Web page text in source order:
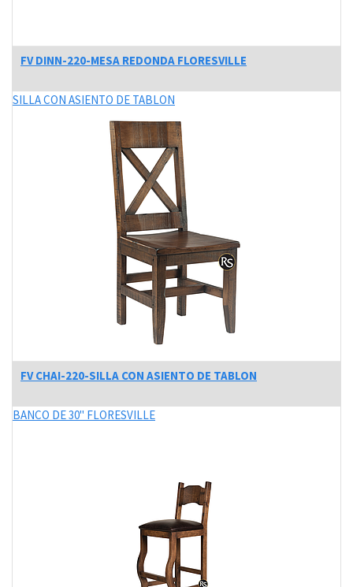
FV DINN-220-MESA REDONDA FLORESVILLE
SILLA CON ASIENTO DE TABLON
FV CHAI-220-SILLA CON ASIENTO DE TABLON
BANCO DE 30" FLORESVILLE